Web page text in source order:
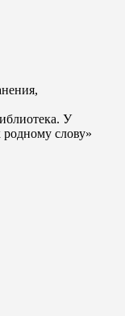
У
слову»